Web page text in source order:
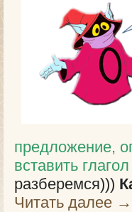
предложение,
вставить
разберемся)))
Читать далее →